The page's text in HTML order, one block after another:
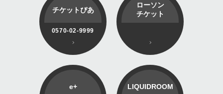
チケットぴあ
0570-02-9999
ローソン
チケット
e+ LIQUIDROOM